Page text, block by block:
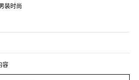
装时尚
容